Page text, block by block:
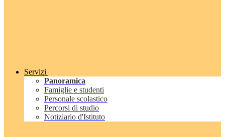
Servizi
Panoramica
Famiglie e studenti
Personale scolastico
Percorsi di studio
Notiziario d'Istituto